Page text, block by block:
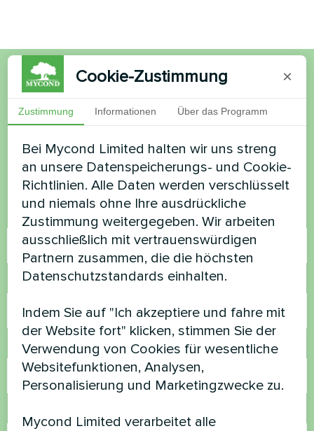
Möchten Sie kaufen oder
haben Sie Fragen?
Kontaktieren Sie uns und wir werden Ihnen
helfen
Name
Rufnummer
E-Mail
Cookie-Zustimmung ×
Zustimmung Informationen Über das Programm
Bei Mycond Limited halten wir uns streng
an unsere Datenspeicherungs- und Cookie-
Richtlinien. Alle Daten werden verschlüsselt
und niemals ohne Ihre ausdrückliche
Zustimmung weitergegeben. Wir arbeiten
ausschließlich mit vertrauenswürdigen
Partnern zusammen, die die höchsten
Datenschutzstandards einhalten.
Indem Sie auf "Ich akzeptiere und fahre mit
der Website fort" klicken, stimmen Sie der
Verwendung von Cookies für wesentliche
Websitefunktionen, Analysen,
Personalisierung und Marketingzwecke zu.
Mycond Limited verarbeitet alle